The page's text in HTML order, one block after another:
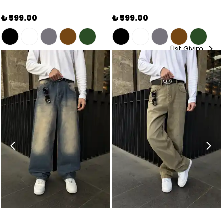
₺ 599.00 ₺ 599.00
Üst Giyim